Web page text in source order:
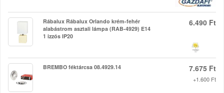
Rábalux Rábalux Orlando krém-fehér
alabástrom asztali lámpa (RAB-4929) E14
1 izzós IP20
6.490 Ft
BREMBO féktárcsa 08.4929.14 7.675 Ft
+1.600 Ft